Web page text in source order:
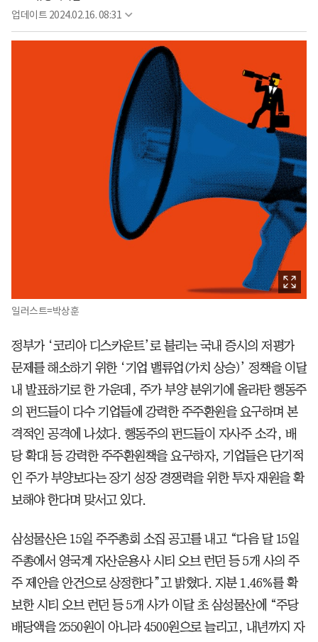
업데이트 2024.02.16. 08:31
일러스트=박상훈
정부가 ‘코리아 디스카운트’로 불리는 국내 증시의 저평가
문제를 해소하기 위한 ‘기업 밸류업(가치 상승)’ 정책을 이달
내 발표하기로 한 가운데, 주가 부양 분위기에 올라탄 행동주
의 펀드들이 다수 기업들에 강력한 주주환원을 요구하며 본
격적인 공격에 나섰다. 행동주의 펀드들이 자사주 소각, 배
당 확대 등 강력한 주주환원책을 요구하자, 기업들은 단기적
인 주가 부양보다는 장기 성장 경쟁력을 위한 투자 재원을 확
보해야 한다며 맞서고 있다.
삼성물산은 15일 주주총회 소집 공고를 내고 “다음 달 15일
주총에서 영국계 자산운용사 시티 오브 런던 등 5개 사의 주
주 제안을 안건으로 상정한다”고 밝혔다. 지분 1.46%를 확
보한 시티 오브 런던 등 5개 사가 이달 초 삼성물산에 “주당
배당액을 2550원이 아니라 4500원으로 늘리고, 내년까지 자